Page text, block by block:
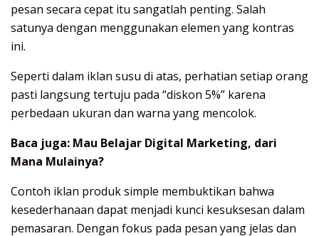
pesan secara cepat itu sangatlah penting. Salah
satunya dengan menggunakan elemen yang kontras
ini.
Seperti dalam iklan susu di atas, perhatian setiap orang
pasti langsung tertuju pada “diskon 5%” karena
perbedaan ukuran dan warna yang mencolok.
Baca juga: Mau Belajar Digital Marketing, dari
Mana Mulainya?
Contoh iklan produk simple membuktikan bahwa
kesederhanaan dapat menjadi kunci kesuksesan dalam
pemasaran. Dengan fokus pada pesan yang jelas dan